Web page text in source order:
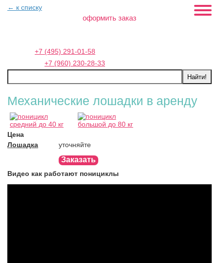
← к списку
оформить заказ
+7 (495) 291-01-58
+7 (960) 230-28-33
Механические лошадки в аренду
Цена
Лошадка
уточняйте
Заказать
Видео как работают понициклы